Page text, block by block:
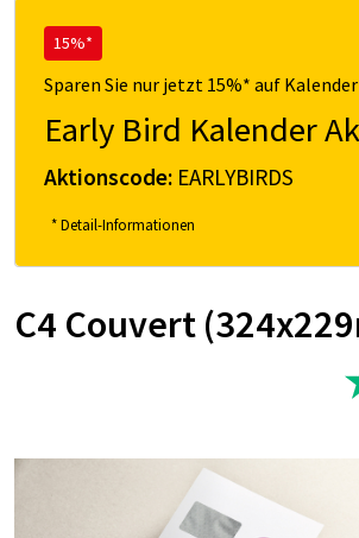
15%*
Sparen Sie nur jetzt 15%* auf Kalender
Early Bird Kalender
Aktionscode: EARLYBIRDS
* Detail-Informationen
C4 Couvert